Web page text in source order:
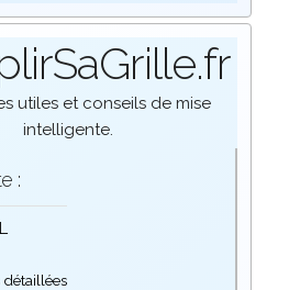
utiles et conseils de mise
intelligente.
:
détaillées